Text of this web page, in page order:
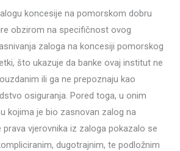
koncesije na pomorskom dobru
obzirom na specifičnost ovog
zaloga na koncesiji pomorskog
što ukazuje da banke ovaj institut ne
ili ga ne prepoznaju kao
osiguranja. Pored toga, u onim
kojima je bio zasnovan zalog na
vjerovnika iz zaloga pokazalo se
dugotrajnim, te podložnim